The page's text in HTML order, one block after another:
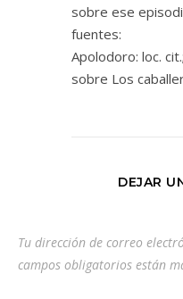
sobre ese
fuentes:
Apolodoro: loc.
sobre Los
DEJAR
Tu dirección de correo
campos obligatorios están